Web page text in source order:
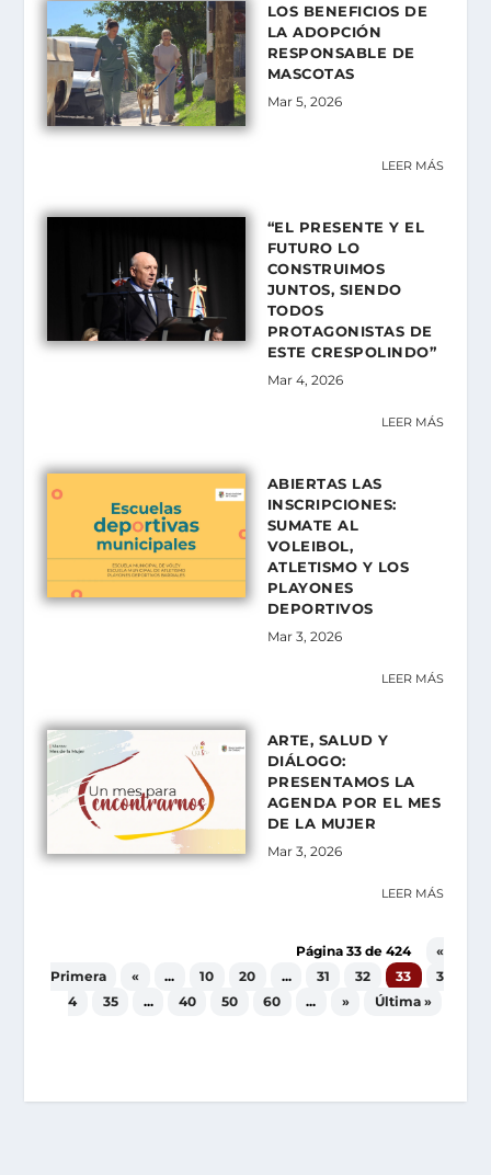
LOS BENEFICIOS DE
LA ADOPCIÓN
RESPONSABLE DE
MASCOTAS
Mar 5, 2026
LEER MÁS
“EL PRESENTE Y EL
FUTURO LO
CONSTRUIMOS
JUNTOS, SIENDO
TODOS
PROTAGONISTAS DE
ESTE CRESPOLINDO”
Mar 4, 2026
LEER MÁS
ABIERTAS LAS
INSCRIPCIONES:
SUMATE AL
VOLEIBOL,
ATLETISMO Y LOS
PLAYONES
DEPORTIVOS
Mar 3, 2026
LEER MÁS
ARTE, SALUD Y
DIÁLOGO:
PRESENTAMOS LA
AGENDA POR EL MES
DE LA MUJER
Mar 3, 2026
LEER MÁS
Página 33 de 424
«
Primera
« ... 10 20 ... 31 32 33
3
4
35 ... 40 50 60 ... » Última »